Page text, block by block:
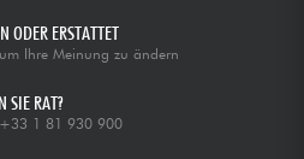
ODER ERSTATTET
Ihre Meinung zu ändern
SIE RAT?
+33 1 81 930 900